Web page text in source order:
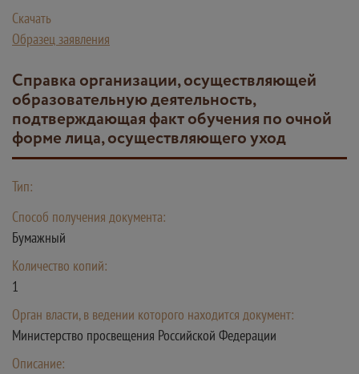
Скачать
Образец заявления
Справка организации, осуществляющей
образовательную деятельность,
подтверждающая факт обучения по очной
форме лица, осуществляющего уход
Тип:
Способ получения документа:
Бумажный
Количество копий:
1
Орган власти, в ведении которого находится документ:
Министерство просвещения Российской Федерации
Описание: